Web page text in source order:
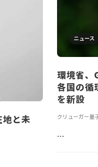
ニュース
環境省、
各国の循
を新設
クリューガー量
...
と未